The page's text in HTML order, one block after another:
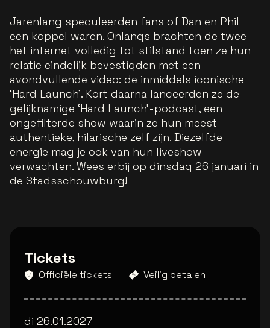
Jarenlang speculeerden fans of Dan en Phil
een koppel waren. Onlangs brachten de twee
het internet volledig tot stilstand toen ze hun
relatie eindelijk bevestigden met een
avondvullende video: de inmiddels iconische
‘Hard Launch’. Kort daarna lanceerden ze de
gelijknamige ‘Hard Launch’-podcast, een
ongefilterde show waarin ze hun meest
authentieke, hilarische zelf zijn. Diezelfde
energie mag je ook van hun liveshow
verwachten. Wees erbij op dinsdag 26 januari in
de Stadsschouwburg!
Tickets
Officiële tickets Veilig betalen
di 26.01.2027